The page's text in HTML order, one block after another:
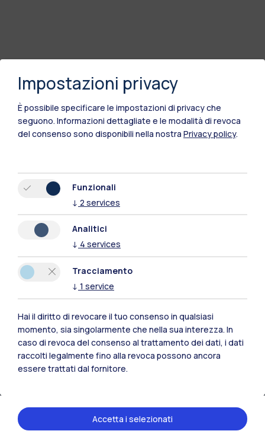
Polimi Community
Tutti i siti dell’ecosistema
Residenze
Impostazioni privacy
È possibile specificare le impostazioni di privacy che
seguono. Informazioni dettagliate e le modalità di revoca
del consenso sono disponibili nella nostra Privacy policy.
Funzionali
↓ 2 services
Analitici
↓ 4 services
Tracciamento
↓ 1 service
Hai il diritto di revocare il tuo consenso in qualsiasi
momento, sia singolarmente che nella sua interezza. In
caso di revoca del consenso al trattamento dei dati, i dati
raccolti legalmente fino alla revoca possono ancora
essere trattati dal fornitore.
Accetta i selezionati